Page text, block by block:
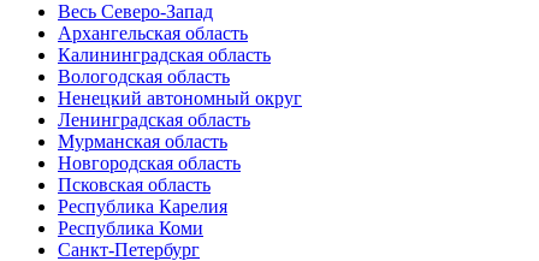
Весь Северо-Запад
Архангельская область
Калининградская область
Вологодская область
Ненецкий автономный округ
Ленинградская область
Мурманская область
Новгородская область
Псковская область
Республика Карелия
Республика Коми
Санкт-Петербург